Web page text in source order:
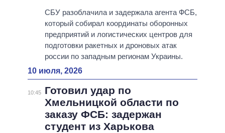
СБУ разоблачила и задержала агента ФСБ,
который собирал координаты оборонных
предприятий и логистических центров для
подготовки ракетных и дроновых атак
россии по западным регионам Украины.
10 июля, 2026
10:45
Готовил удар по
Хмельницкой области по
заказу ФСБ: задержан
студент из Харькова